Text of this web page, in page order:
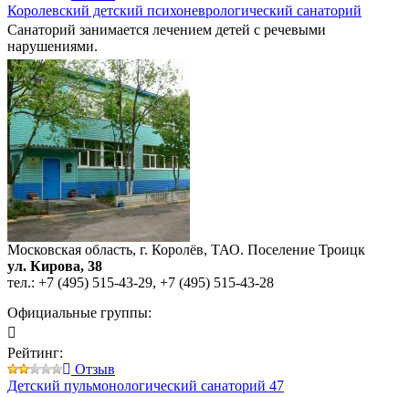
Королевский детский психоневрологический санаторий
Санаторий занимается лечением детей с речевыми
нарушениями.
Московская область, г. Королёв, ТАО. Поселение Троицк
ул. Кирова, 38
тел.: +7 (495) 515-43-29, +7 (495) 515-43-28
Официальные группы:
Рейтинг:
Отзыв
Детский пульмонологический санаторий 47